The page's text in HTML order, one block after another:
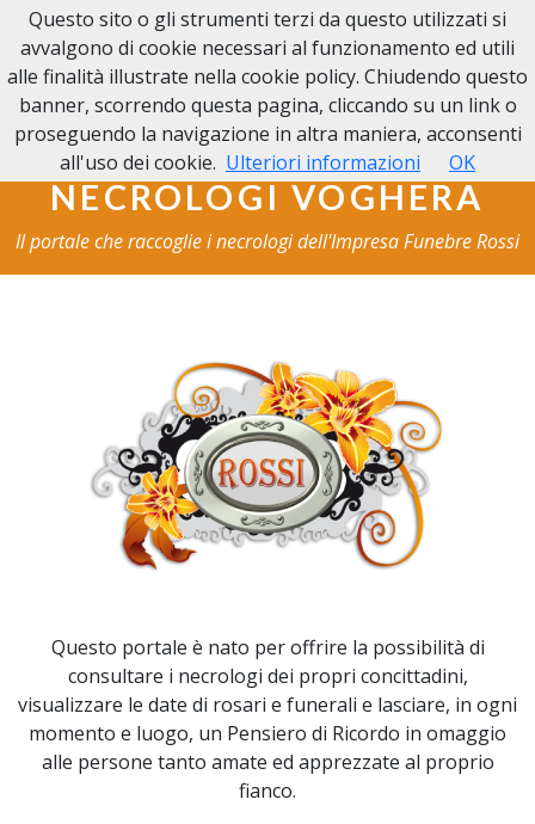
NECROLOGI VOGHERA
NECROLOGI VOGHERA
Il portale che raccoglie i necrologi dell'Impresa Funebre Rossi
Questo portale è nato per offrire la possibilità di
consultare i necrologi dei propri concittadini,
visualizzare le date di rosari e funerali e lasciare, in ogni
momento e luogo, un Pensiero di Ricordo in omaggio
alle persone tanto amate ed apprezzate al proprio
fianco.
Questo sito o gli strumenti terzi da questo utilizzati si
avvalgono di cookie necessari al funzionamento ed utili
alle finalità illustrate nella cookie policy. Chiudendo questo
banner, scorrendo questa pagina, cliccando su un link o
proseguendo la navigazione in altra maniera, acconsenti
all'uso dei cookie. Ulteriori informazioni OK